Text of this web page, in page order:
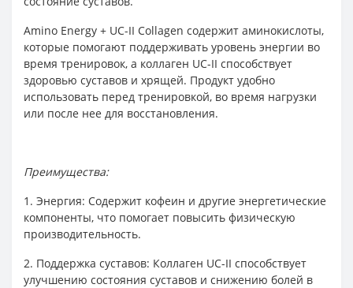
Amino Energy + UC-II Collagen содержит аминокислоты,
которые помогают поддерживать уровень энергии во
время тренировок, а коллаген UC-II способствует
здоровью суставов и хрящей. Продукт удобно
использовать перед тренировкой, во время нагрузки
или после нее для восстановления.
Преимущества:
1. Энергия: Содержит кофеин и другие энергетические
компоненты, что помогает повысить физическую
производительность.
2. Поддержка суставов: Коллаген UC-II способствует
улучшению состояния суставов и снижению болей в